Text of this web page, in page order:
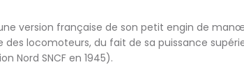
version française de son petit engin de
des locomoteurs, du fait de sa puissance
Nord SNCF en 1945).